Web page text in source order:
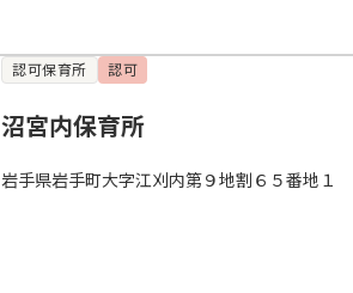
認可保育所 認可
沼宮内保育所
岩手県岩手町大字江刈内第９地割６５番地１